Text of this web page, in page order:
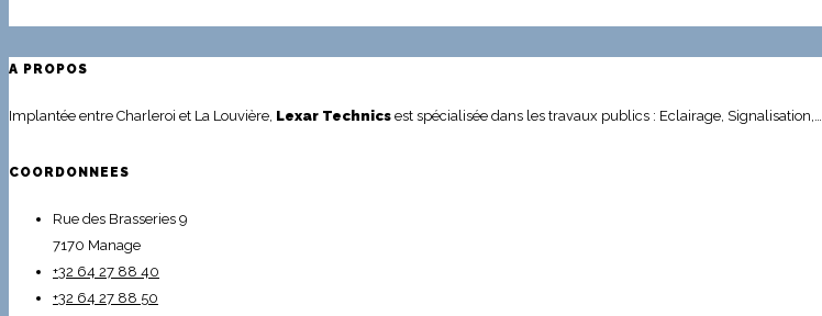
A PROPOS
Implantée entre Charleroi et La Louvière, Lexar Technics est spécialisée dans les travaux publics : Eclairage, Signalisation,…
COORDONNEES
Rue des Brasseries 9
7170 Manage
+32 64 27 88 40
+32 64 27 88 50